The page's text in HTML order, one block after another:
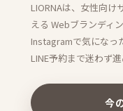
LIORNAは、女性向け
える Webブランディ
Instagramで気になっ
LINE予約まで迷わず
今